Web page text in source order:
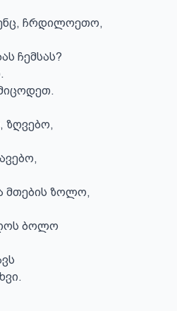
ჩრდილოეთო,
ჩემსას?
ზღვებო,
მთების ზოლო,
ბოლო